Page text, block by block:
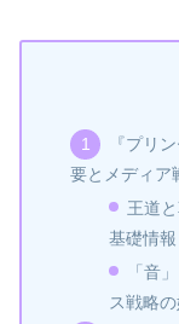
『プリ
要とメディア
王道
基礎情報
「音
ス戦略